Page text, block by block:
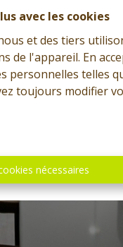
avec les cookies
et des tiers
l'appareil. En
personnelles telles
toujours modifier
nécessaires